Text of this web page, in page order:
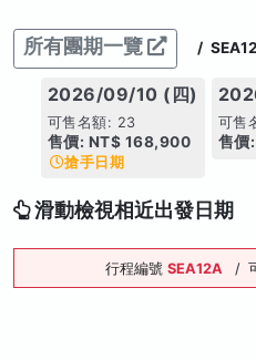
所有團期一覽 /
2026/09/10 (四)
可售名額: 23
售價: NT$ 168,900
搶手日期
可售
售價
滑動檢視相近出發日期
行程編號 SEA12A /